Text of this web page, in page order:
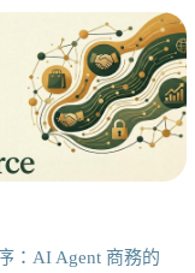
：AI Agent 商務的